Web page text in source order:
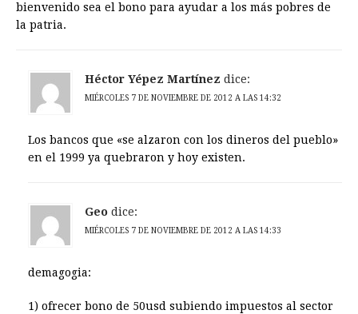
bienvenido sea el bono para ayudar a los más pobres de
la patria.
Héctor Yépez Martínez dice:
MIÉRCOLES 7 DE NOVIEMBRE DE 2012 A LAS 14:32
Los bancos que «se alzaron con los dineros del pueblo»
en el 1999 ya quebraron y hoy existen.
Geo dice:
MIÉRCOLES 7 DE NOVIEMBRE DE 2012 A LAS 14:33
demagogia:
1) ofrecer bono de 50usd subiendo impuestos al sector